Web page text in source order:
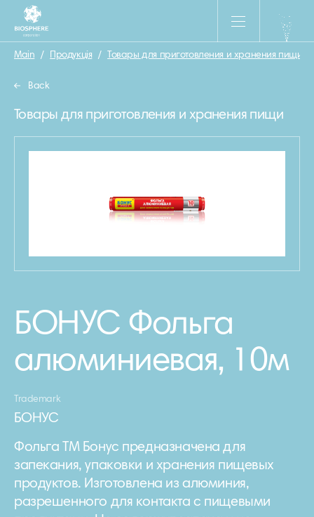
Main / Продукція / Товары для приготовления и хранения пищи
Back
Товары для приготовления и хранения пищи
БОНУС Фольга
алюминиевая, 10м
Trademark
БОНУС
Фольга ТМ Бонус предназначена для
запекания, упаковки и хранения пищевых
продуктов. Изготовлена ​​из алюминия,
разрешенного для контакта с пищевыми